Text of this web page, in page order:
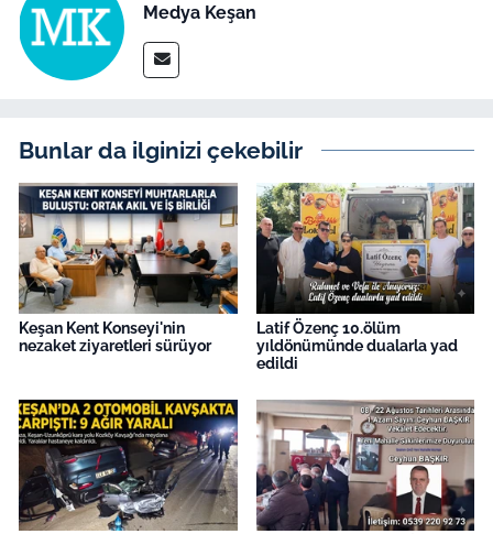
Medya Keşan
Bunlar da ilginizi çekebilir
Keşan Kent Konseyi'nin
nezaket ziyaretleri sürüyor
Latif Özenç 10.ölüm
yıldönümünde dualarla yad
edildi